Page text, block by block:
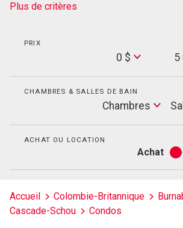
Plus de critères
PRIX
0 $ 5
CHAMBRES & SALLES DE BAIN
Chambres
de
ACHAT OU LOCATION
Achat
ou
Accueil Colombie-Britannique
Cascade-Schou
Condos